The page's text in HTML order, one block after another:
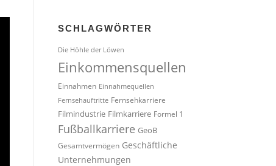
SCHLAGWÖRTER
Die Höhle der Löwen
Einkommensquellen
Einnahmen Einnahmequellen
Fernsehauftritte Fernsehkarriere
Filmindustrie Filmkarriere Formel 1
Fußballkarriere GeoB
Gesamtvermögen Geschäftliche
Unternehmungen